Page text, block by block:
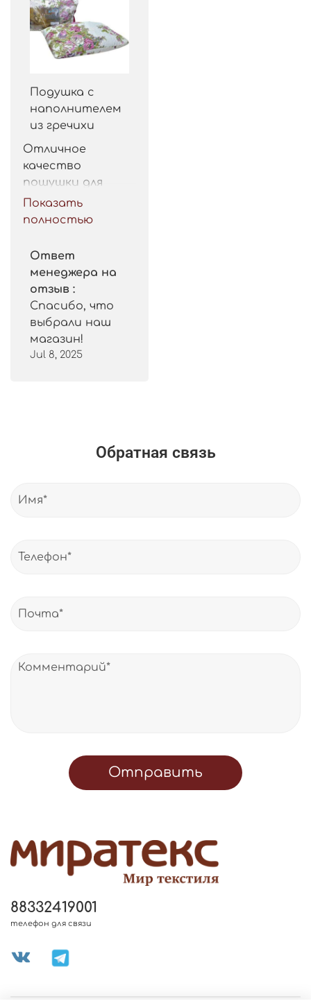
Подушка с
наполнителем
из гречихи
Отличное
качество
пошушки для
такой цены.
Рекомендую.
Показать
полностью
Ответ
менеджера на
отзыв :
Спасибо, что
выбрали наш
магазин!
Jul 8, 2025
Обратная связь
Отправить
88332419001
телефон для связи